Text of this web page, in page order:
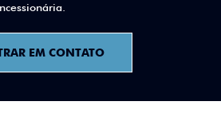
EM CONTATO